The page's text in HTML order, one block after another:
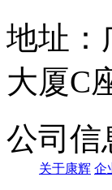
地址：
大厦C
公司信
关于康辉 企